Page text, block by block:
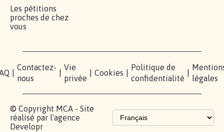
Les pétitions
proches de chez
vous
Contactez-
nous
Vie
privée
Cookies
Politique de
confidentialité
légales
© Copyright MCA - Site
réalisé par l'agence
Developr